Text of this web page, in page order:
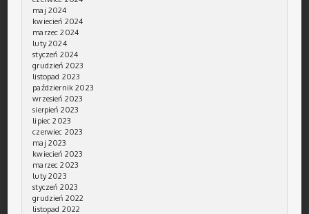
maj 2024
kwiecień 2024
marzec 2024
luty 2024
styczeń 2024
grudzień 2023
listopad 2023
październik 2023
wrzesień 2023
sierpień 2023
lipiec 2023
czerwiec 2023
maj 2023
kwiecień 2023
marzec 2023
luty 2023
styczeń 2023
grudzień 2022
listopad 2022